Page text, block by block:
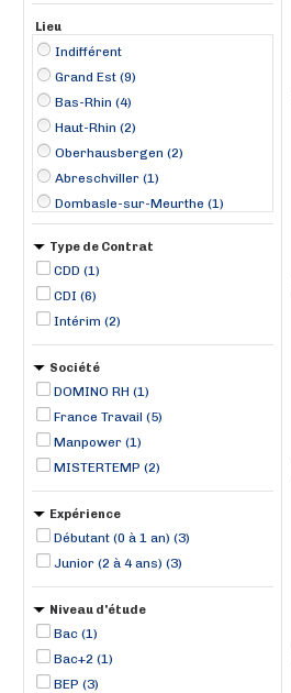
Lieu
Indifférent
Grand Est (9)
Bas-Rhin (4)
Haut-Rhin (2)
Oberhausbergen (2)
Abreschviller (1)
Dombasle-sur-Meurthe (1)
Hombourg (1)
Remiremont (1)
Saint-Louis (1)
Truchtersheim (1)
Vendenheim (1)
Type de Contrat
CDD (1)
CDI (6)
Intérim (2)
Société
DOMINO RH (1)
France Travail (5)
Manpower (1)
MISTERTEMP (2)
Expérience
Débutant (0 à 1 an) (3)
Junior (2 à 4 ans) (3)
Niveau d'étude
Bac (1)
Bac+2 (1)
BEP (3)